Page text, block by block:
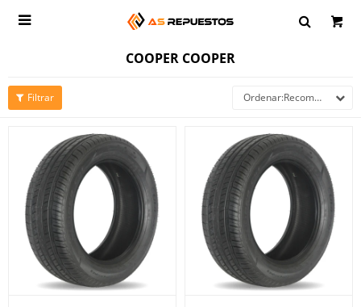

COOPER COOPER
Recomendados